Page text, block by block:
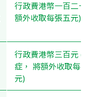
行政費港幣一百二
額外收取每張五元)
行政費港幣三百元(
症， 將額外收取每
元)